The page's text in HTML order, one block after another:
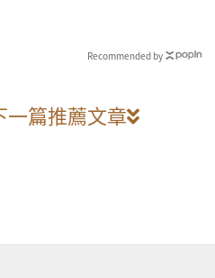
Recommended by
一篇推薦文章